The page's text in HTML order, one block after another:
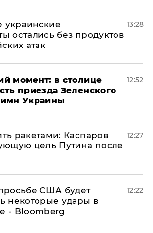
остались без продуктов
атак
13:28
момент: в столице
приезда Зеленского
Украины
12:52
ракетами: Каспаров
цель Путина после
12:27
США будет
некоторые удары в
- Bloomberg
12:22